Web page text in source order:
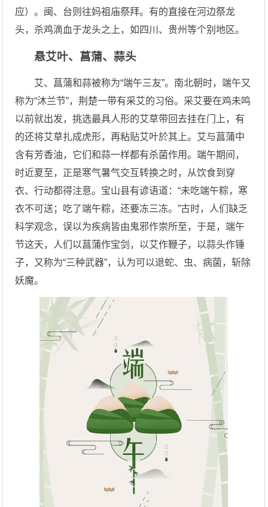
应）。闽、台则往妈祖庙祭拜。有的直接在河边祭龙
头，杀鸡滴血于龙头之上，如四川、贵州等个别地区。
悬艾叶、菖蒲、蒜头
艾、菖蒲和蒜被称为“端午三友”。南北朝时，端午又
称为“沐兰节”，荆楚一带有采艾的习俗。采艾要在鸡未鸣
以前就出发，挑选最具人形的艾草带回去挂在门上，有
的还将艾草扎成虎形，再粘贴艾叶於其上。艾与菖蒲中
含有芳香油，它们和蒜一样都有杀菌作用。端午期间，
时近夏至，正是寒气暑气交互转换之时，从饮食到穿
衣、行动都得注意。宝山县有谚语道：“未吃端午粽，寒
衣不可送；吃了端午粽，还要冻三冻。”古时，人们缺乏
科学观念，误以为疾病皆由鬼邪作崇所至，于是，端午
节这天，人们以菖蒲作宝剑，以艾作鞭子，以蒜头作锤
子，又称为“三种武器”，认为可以退蛇、虫、病菌，斩除
妖魔。